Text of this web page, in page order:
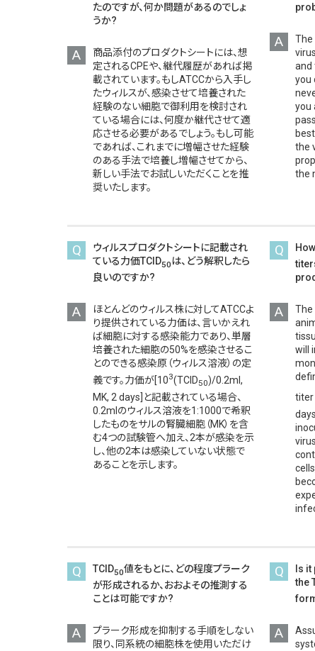
たのですが、何か問題があるのでしょ
うか?
A
商品添付のプロダクトシートには、想
定されるCPEや、継代履歴があれば掲
載されています。もしATCCから入手し
たウィルスが、感染させて培養された
経験のない細胞で御利用を検討され
ている場合には、何度か継代させて適
応させる必要があるでしょう。もし可能
であれば、これまでに増幅させた経験
のある手法で培養し増幅させてから、
新しい手法でお試しいただくことを推
奨いたします。
A
The
and
you
you
the
the
Q
ウィルスプロダクトシートに記載され
ている力価TCID50は、どう解釈したら
良いのですか?
A
ほとんどのウィルス株に対してATCCよ
り提供されている力価は、言いかえれ
ば細胞に対する感染能力であり、単層
培養された細胞の50%を感染させるこ
とのできる感染原（ウィルス溶液）の定
義です。力価が[103(TCID50)/0.2ml,
MK, 2 days]と記載されている場合、
0.2mlのウィルス溶液を1:1000で希釈
したものをサルの腎臓細胞（MK）を含
む4つの試験管へ加え、2本が感染を示
し、他の2本は感染していない状態で
あることを示します。
Q
A
The
will
titer
Q TCID50値をもとに、どの程度プラーク
が形成されるか、おおよその推測する
ことは可能ですか?
A
プラーク形成を抑制する手順をしない
限り、同系統の細胞株を使用いただけ
Q
Is it
the
A